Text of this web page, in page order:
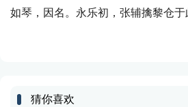
如琴，因名。永乐初，张辅擒黎仓于
猜你喜欢